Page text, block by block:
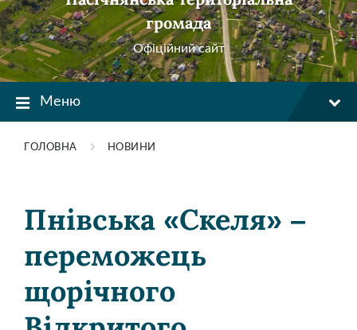
громада
Офіційний сайт
Меню
ГОЛОВНА НОВИНИ
Пнівська «Скеля» –
переможець
щорічного